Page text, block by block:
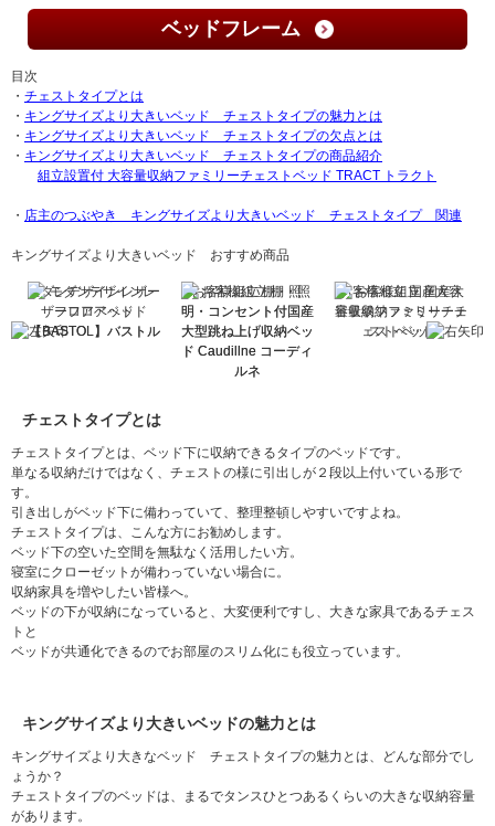
ベッドフレーム
目次
・ チェストタイプとは
・ キングサイズより大きいベッド チェストタイプの魅力とは
・ キングサイズより大きいベッド チェストタイプの欠点とは
・ キングサイズより大きいベッド チェストタイプの商品紹介
組立設置付 大容量収納ファミリーチェストベッド TRACT トラクト
・ 店主のつぶやき キングサイズより大きいベッド チェストタイプ 関連
キングサイズより大きいベッド おすすめ商品
モダンデザインレザー
フロアベッド
【BASTOL】バストル
お客様組立 棚・照
明・コンセント付国産
大型跳ね上げ収納ベッ
ド Caudillne コーディ
ルネ
お客様組立 国産大容
量収納ファミリーチェ
ストベッド
チェストタイプとは
チェストタイプとは、ベッド下に収納できるタイプのベッドです。
単なる収納だけではなく、チェストの様に引出しが２段以上付いている形で
す。
引き出しがベッド下に備わっていて、整理整頓しやすいですよね。
チェストタイプは、こんな方にお勧めします。
ベッド下の空いた空間を無駄なく活用したい方。
寝室にクローゼットが備わっていない場合に。
収納家具を増やしたい皆様へ。
ベッドの下が収納になっていると、大変便利ですし、大きな家具であるチェス
トと
ベッドが共通化できるのでお部屋のスリム化にも役立っています。
キングサイズより大きいベッドの魅力とは
キングサイズより大きなベッド チェストタイプの魅力とは、どんな部分でし
ょうか？
チェストタイプのベッドは、まるでタンスひとつあるくらいの大きな収納容量
があります。